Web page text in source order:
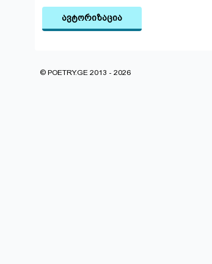
ავტორიზაცია
© POETRY.GE 2013 - 2026